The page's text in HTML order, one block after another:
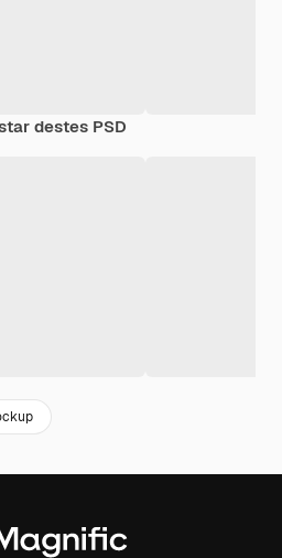
destes PSD